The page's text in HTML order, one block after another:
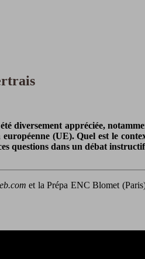
appréciée,
(UE). Quel est le
questions dans un débat
et la Prépa ENC Blomet